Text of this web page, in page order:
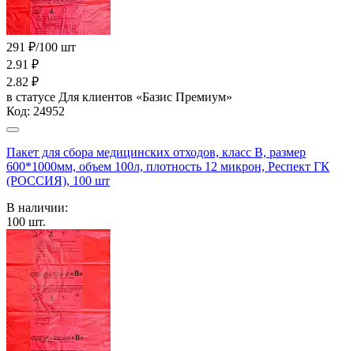
291 ₽/100 шт
2.91 ₽
2.82 ₽
в статусе Для клиентов «Базис Премиум»
Код: 24952
Пакет для сбора медицинских отходов, класс В, размер
600*1000мм, объем 100л, плотность 12 микрон, Респект ГК
(РОССИЯ), 100 шт
В наличии:
100 шт.